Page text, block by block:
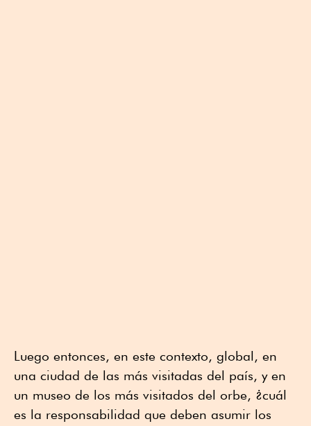
Luego entonces, en este contexto, global, en
una ciudad de las más visitadas del país, y en
un museo de los más visitados del orbe, ¿cuál
es la responsabilidad que deben asumir los